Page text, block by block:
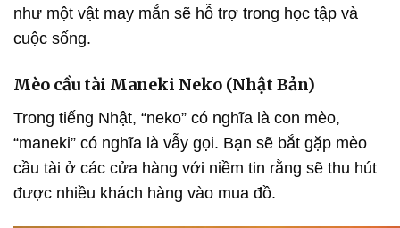
như một vật may mắn sẽ hỗ trợ trong học tập và
cuộc sống.
Mèo cầu tài Maneki Neko (Nhật Bản)
Trong tiếng Nhật, “neko” có nghĩa là con mèo,
“maneki” có nghĩa là vẫy gọi. Bạn sẽ bắt gặp mèo
cầu tài ở các cửa hàng với niềm tin rằng sẽ thu hút
được nhiều khách hàng vào mua đồ.